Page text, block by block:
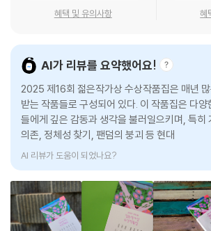
었음을 밝혀내는 이 소설에는 안정적 문장과 전개,
기대하는 모든 것이 들어 있었다. _김금희(소설가)
영실은 줄곧 순응해왔다. 부모가 사라진 세상에, 책
상에, 남편이 사라진 세상에, 더이상 자기 자신이
그리고 덜컥 할머니가 된 세상에도. 그러나 자신의
없는 세상에는 적응하기가 쉽지 않았다. 이곳에서
게 산을 옮기는 것만큼 버겁다는 생각이 들 정도였
고 싶지 않은 것들이 있었다.(『악스트』 2024년 5/
■ 2017년 장편동화 『정교』로 작품활동을 시작했다.
퍼민트』 『경우 없는 세계』 등이 있다. 제13회 창
오늘의작가상을 수상했다.
혜택 및 유의사항 혜
AI가 리뷰를 요약했어요!
2025 제16회 젊은작가상 수상작품집은 매년
받는 작품들로 구성되어 있다. 이 작품집은 다
들에게 깊은 감동과 생각을 불러일으키며, 특히
의존, 정체성 찾기, 팬덤의 붕괴 등 현대 사회의
들이 포함되어 있다. 작가들의 이야기와 평론
AI 리뷰가 도움이 되었나요?